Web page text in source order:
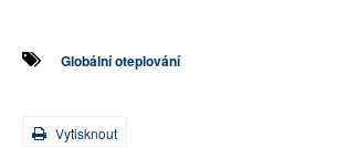
Globální oteplování
Vytisknout